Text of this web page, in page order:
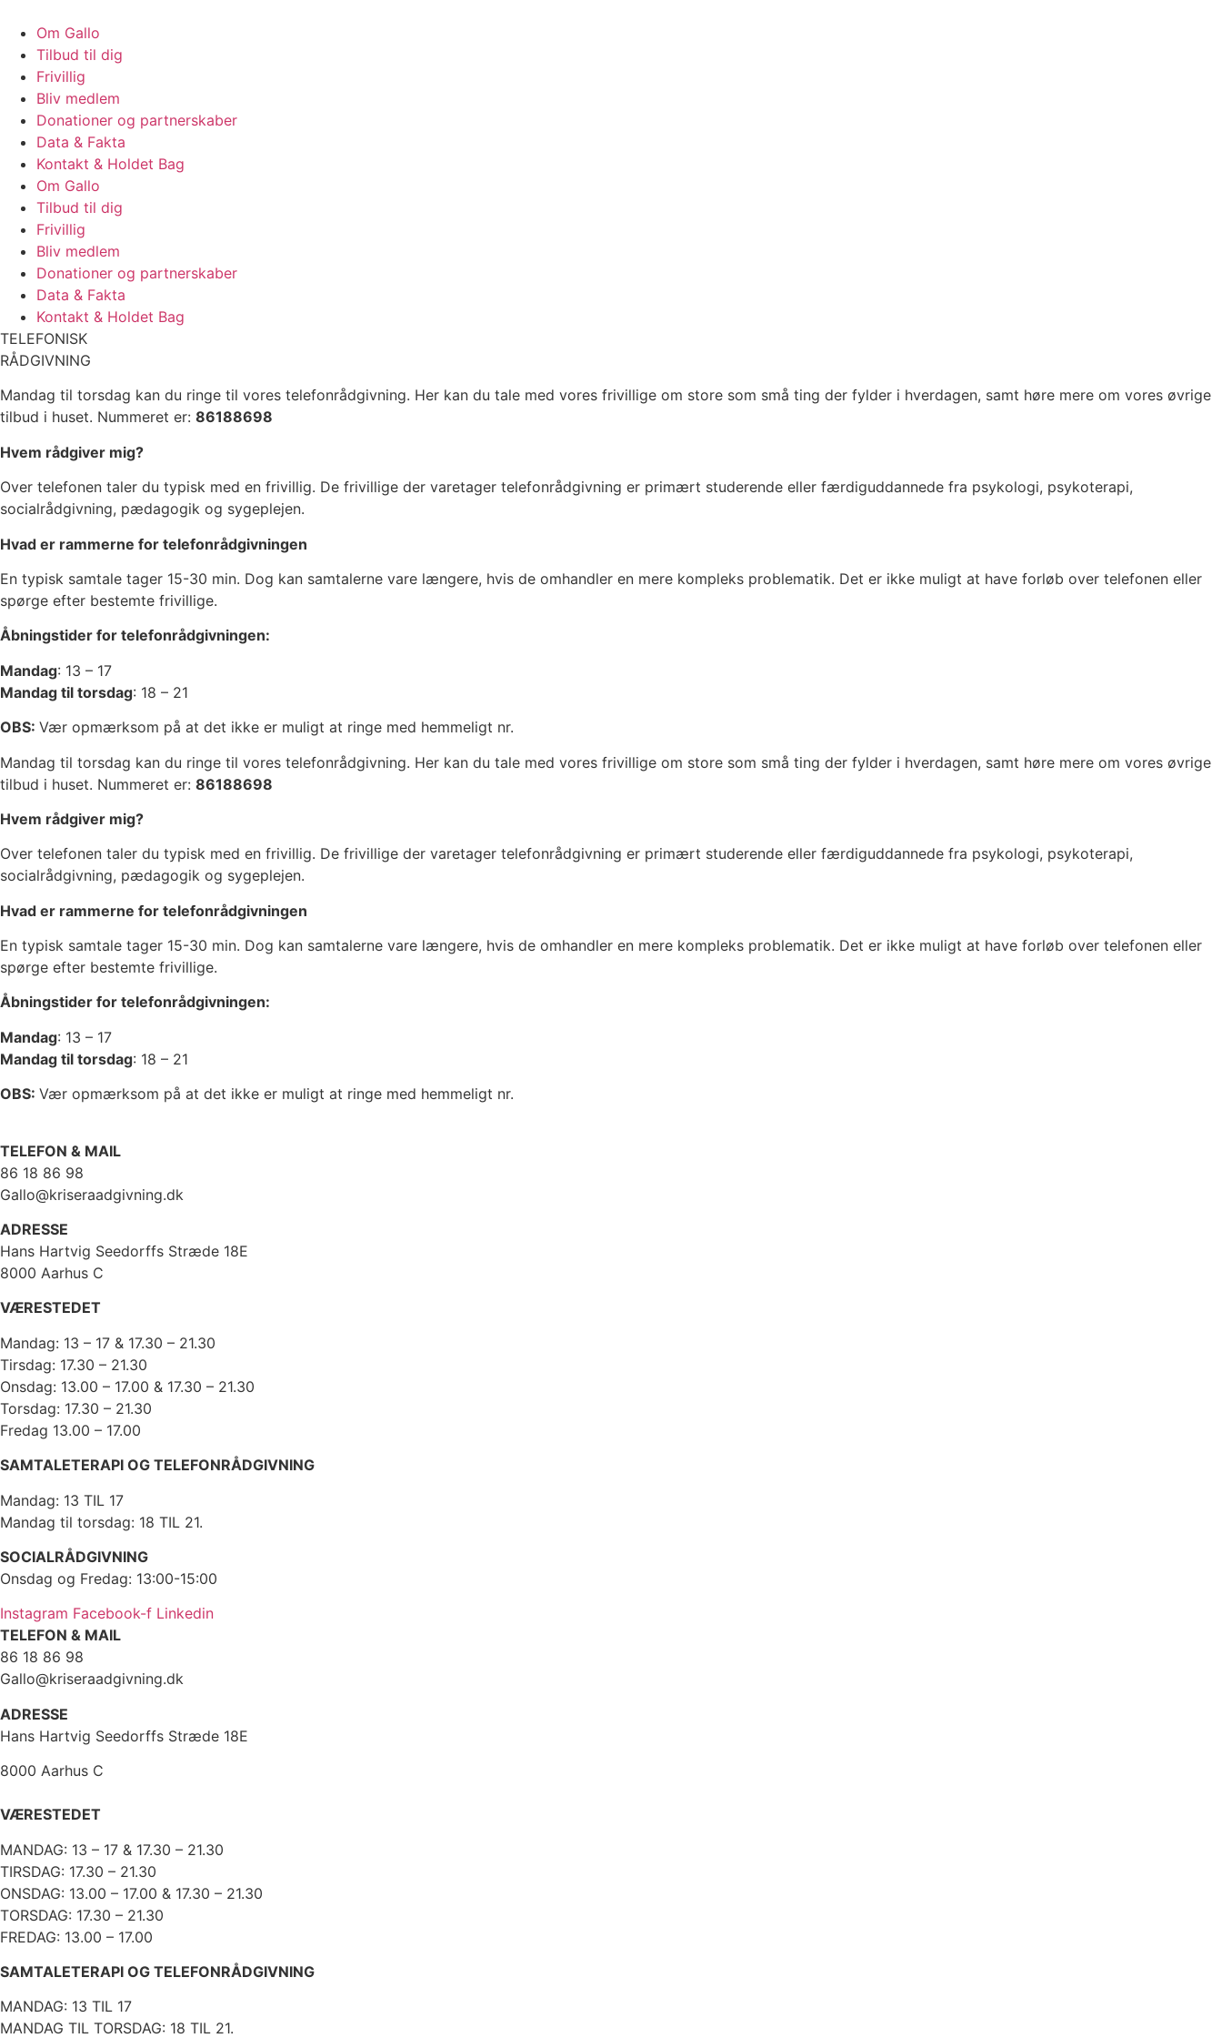
Om Gallo
Tilbud til dig
Frivillig
Bliv medlem
Donationer og partnerskaber
Data & Fakta
Kontakt & Holdet Bag
Om Gallo
Tilbud til dig
Frivillig
Bliv medlem
Donationer og partnerskaber
Data & Fakta
Kontakt & Holdet Bag
TELEFONISK
RÅDGIVNING
Mandag til torsdag kan du ringe til vores telefonrådgivning. Her kan du tale med vores frivillige om store som små ting der fylder i hverdagen, samt høre mere om vores øvrige
tilbud i huset. Nummeret er: 86188698
Hvem rådgiver mig?
Over telefonen taler du typisk med en frivillig. De frivillige der varetager telefonrådgivning er primært studerende eller færdiguddannede fra psykologi, psykoterapi,
socialrådgivning, pædagogik og sygeplejen.
Hvad er rammerne for telefonrådgivningen
En typisk samtale tager 15-30 min. Dog kan samtalerne vare længere, hvis de omhandler en mere kompleks problematik. Det er ikke muligt at have forløb over telefonen eller
spørge efter bestemte frivillige.
Åbningstider for telefonrådgivningen:
Mandag: 13 – 17
Mandag til torsdag: 18 – 21
OBS: Vær opmærksom på at det ikke er muligt at ringe med hemmeligt nr.
Mandag til torsdag kan du ringe til vores telefonrådgivning. Her kan du tale med vores frivillige om store som små ting der fylder i hverdagen, samt høre mere om vores øvrige
tilbud i huset. Nummeret er: 86188698
Hvem rådgiver mig?
Over telefonen taler du typisk med en frivillig. De frivillige der varetager telefonrådgivning er primært studerende eller færdiguddannede fra psykologi, psykoterapi,
socialrådgivning, pædagogik og sygeplejen.
Hvad er rammerne for telefonrådgivningen
En typisk samtale tager 15-30 min. Dog kan samtalerne vare længere, hvis de omhandler en mere kompleks problematik. Det er ikke muligt at have forløb over telefonen eller
spørge efter bestemte frivillige.
Åbningstider for telefonrådgivningen:
Mandag: 13 – 17
Mandag til torsdag: 18 – 21
OBS: Vær opmærksom på at det ikke er muligt at ringe med hemmeligt nr.
TELEFON & MAIL
86 18 86 98
Gallo@kriseraadgivning.dk
ADRESSE
Hans Hartvig Seedorffs Stræde 18E
8000 Aarhus C
VÆRESTEDET
Mandag: 13 – 17 & 17.30 – 21.30
Tirsdag: 17.30 – 21.30
Onsdag: 13.00 – 17.00 & 17.30 – 21.30
Torsdag: 17.30 – 21.30
Fredag 13.00 – 17.00
SAMTALETERAPI OG TELEFONRÅDGIVNING
Mandag: 13 TIL 17
Mandag til torsdag: 18 TIL 21.
SOCIALRÅDGIVNING
Onsdag og Fredag: 13:00-15:00
Instagram Facebook-f Linkedin
TELEFON & MAIL
86 18 86 98
Gallo@kriseraadgivning.dk
ADRESSE
Hans Hartvig Seedorffs Stræde 18E
8000 Aarhus C
VÆRESTEDET
MANDAG: 13 – 17 & 17.30 – 21.30
TIRSDAG: 17.30 – 21.30
ONSDAG: 13.00 – 17.00 & 17.30 – 21.30
TORSDAG: 17.30 – 21.30
FREDAG: 13.00 – 17.00
SAMTALETERAPI OG TELEFONRÅDGIVNING
MANDAG: 13 TIL 17
MANDAG TIL TORSDAG: 18 TIL 21.